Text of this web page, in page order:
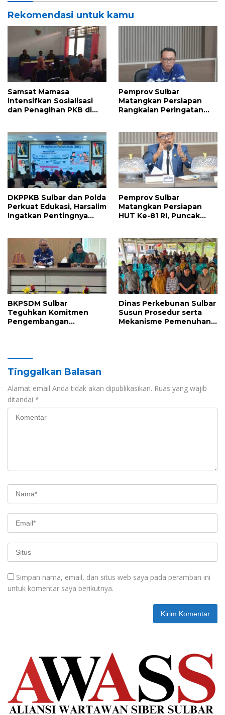
2026
Rekomendasi untuk kamu
Samsat Mamasa
Intensifkan Sosialisasi
dan Penagihan PKB di
Pajak
Pemprov Sulbar
Matangkan Persiapan
Rangkaian Peringatan
DKPPKB Sulbar dan Polda
Perkuat Edukasi, Harsalim
Ingatkan Pentingnya
Pemprov Sulbar
Matangkan Persiapan
HUT Ke-81 RI, Puncak
BKPSDM Sulbar
Teguhkan Komitmen
Pengembangan
2026
Dinas Perkebunan Sulbar
Susun Prosedur serta
Mekanisme Pemenuhan
Tinggalkan Balasan
Alamat email Anda tidak akan dipublikasikan. Ruas yang wajib
ditandai *
Simpan nama, email, dan situs web saya pada peramban ini
untuk komentar saya berikutnya.